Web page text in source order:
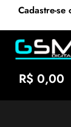
Cadastre-
R$ 0,00